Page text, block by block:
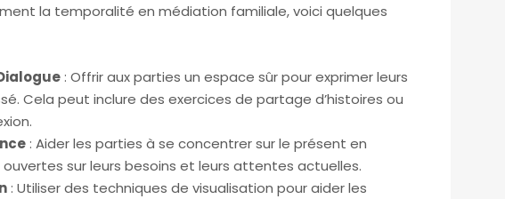
la temporalité en médiation familiale, voici quelques
: Offrir aux parties un espace sûr pour exprimer leurs
Cela peut inclure des exercices de partage d’histoires ou
: Aider les parties à se concentrer sur le présent en
sur leurs besoins et leurs attentes actuelles.
: Utiliser des techniques de visualisation pour aider les